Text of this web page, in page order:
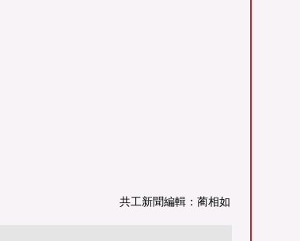
共工新聞編輯：蔺相如